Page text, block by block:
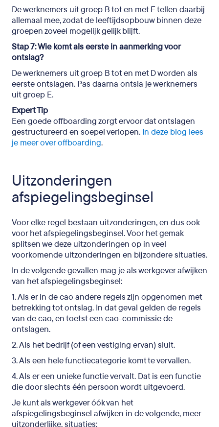
De werknemers uit groep B tot en met E tellen daarbij
allemaal mee, zodat de leeftijdsopbouw binnen deze
groepen zoveel mogelijk gelijk blijft.
Stap 7: Wie komt als eerste in aanmerking voor
ontslag?
De werknemers uit groep B tot en met D worden als
eerste ontslagen. Pas daarna ontsla je werknemers
uit groep E.
Expert Tip
Een goede offboarding zorgt ervoor dat ontslagen
gestructureerd en soepel verlopen. In deze blog lees
je meer over offboarding.
Uitzonderingen
afspiegelingsbeginsel
Voor elke regel bestaan uitzonderingen, en dus ook
voor het afspiegelingsbeginsel. Voor het gemak
splitsen we deze uitzonderingen op in veel
voorkomende uitzonderingen en bijzondere situaties.
In de volgende gevallen mag je als werkgever afwijken
van het afspiegelingsbeginsel:
1. Als er in de cao andere regels zijn opgenomen met
betrekking tot ontslag. In dat geval gelden de regels
van de cao, en toetst een cao-commissie de
ontslagen.
2. Als het bedrijf (of een vestiging ervan) sluit.
3. Als een hele functiecategorie komt te vervallen.
4. Als er een unieke functie vervalt. Dat is een functie
die door slechts één persoon wordt uitgevoerd.
Je kunt als werkgever óók van het
afspiegelingsbeginsel afwijken in de volgende, meer
uitzonderlijke, situaties: